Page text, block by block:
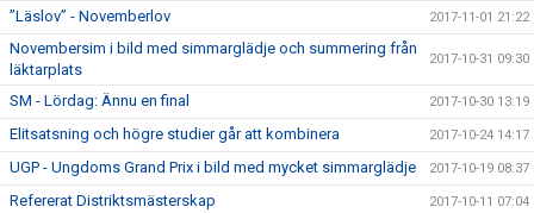
”Läslov” - Novemberlov 2017-11-01 21:22
Novembersim i bild med simmarglädje och summering från
läktarplats
2017-10-31 09:30
SM - Lördag: Ännu en final 2017-10-30 13:19
Elitsatsning och högre studier går att kombinera 2017-10-24 14:17
UGP - Ungdoms Grand Prix i bild med mycket simmarglädje 2017-10-19 08:37
Refererat Distriktsmästerskap 2017-10-11 07:04